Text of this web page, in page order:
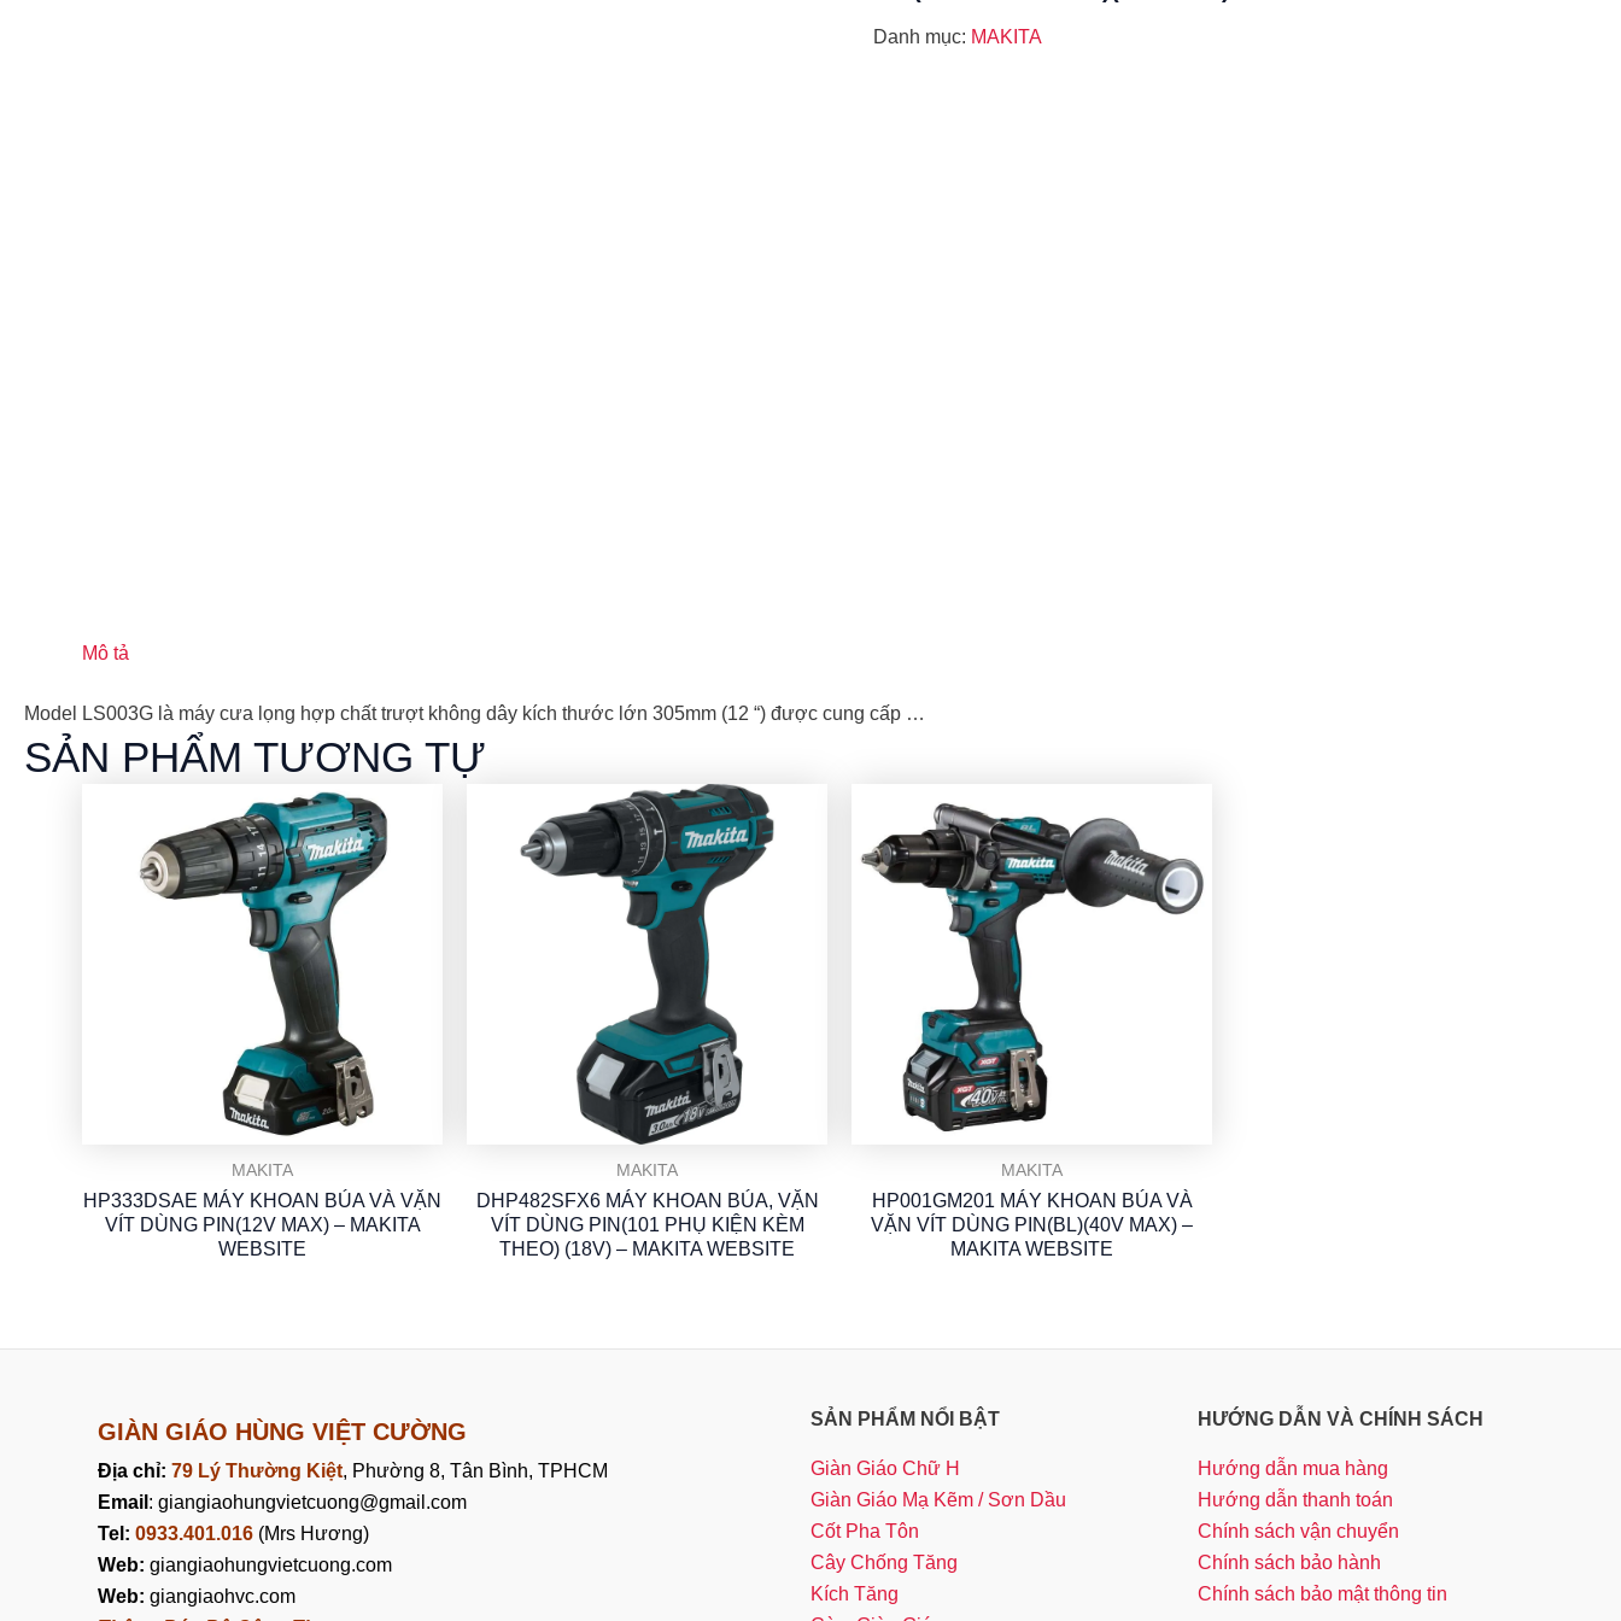
Danh mục: MAKITA
Mô tả
Model LS003G là máy cưa lọng hợp chất trượt không dây kích thước lớn 305mm (12 “) được cung cấp …
SẢN PHẨM TƯƠNG TỰ
MAKITA
HP333DSAE MÁY KHOAN BÚA VÀ VẶN
VÍT DÙNG PIN(12V MAX) – MAKITA
WEBSITE
MAKITA
DHP482SFX6 MÁY KHOAN BÚA, VẶN
VÍT DÙNG PIN(101 PHỤ KIỆN KÈM
THEO) (18V) – MAKITA WEBSITE
MAKITA
HP001GM201 MÁY KHOAN BÚA VÀ
VẶN VÍT DÙNG PIN(BL)(40V MAX) –
MAKITA WEBSITE
GIÀN GIÁO HÙNG VIỆT CƯỜNG
Địa chỉ: 79 Lý Thường Kiệt, Phường 8, Tân Bình, TPHCM
Email : giangiaohungvietcuong@gmail.com
Tel: 0933.401.016(Mrs Hương)
Web: giangiaohungvietcuong.com
Web: giangiaohvc.com
SẢN PHẨM NỔI BẬT
Giàn Giáo Chữ H
Giàn Giáo Mạ Kẽm / Sơn Dầu
Cốt Pha Tôn
Cây Chống Tăng
Kích Tăng
HƯỚNG DẪN VÀ CHÍNH SÁCH
Hướng dẫn mua hàng
Hướng dẫn thanh toán
Chính sách vận chuyển
Chính sách bảo hành
Chính sách bảo mật thông tin